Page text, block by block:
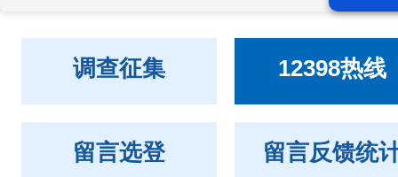
调查征集 12398热线
留言选登 留言反馈统